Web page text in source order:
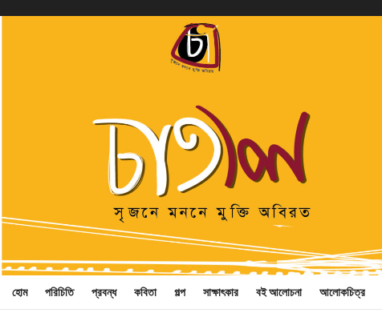
হোম পরিচিতি প্রবন্ধ কবিতা গল্প সাক্ষাৎকার বই আলোচনা আলোকচিত্র